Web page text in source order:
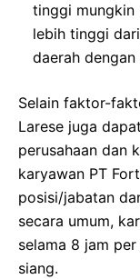
tinggi mungkin
lebih tinggi
daerah
Selain faktor-
Larese juga
perusahaan dan
karyawan PT
posisi/jabatan
secara umum,
selama 8 jam
siang.